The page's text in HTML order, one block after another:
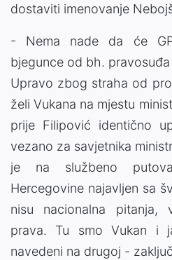
dostaviti imenovanje
- Nema nade da će
bjegunce od bh.
Upravo zbog straha od
želi Vukana na mjestu
prije Filipović identično
vezano za savjetnika
je na službeno
Hercegovine najavljen sa
nisu nacionalna pitanja,
prava. Tu smo Vukan i
navedeni na drugoj -